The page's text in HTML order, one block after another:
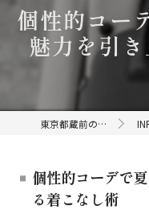
個性的コー
魅力を引
東京都蔵前のセレクトショップならJ's
個性的コーデで
る着こなし術